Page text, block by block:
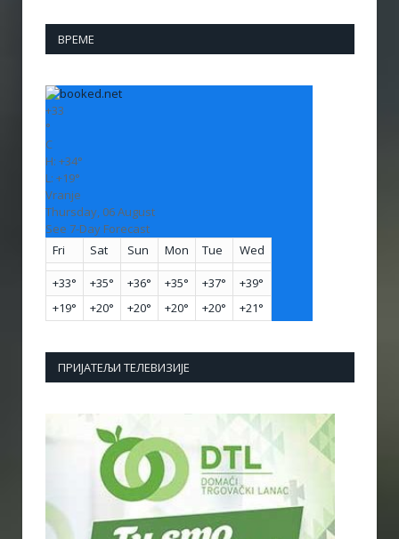
ВРЕМЕ
+33
°
C
H: +34°
L: +19°
Vranje
Thursday, 06 August
See 7-Day Forecast
Fri
Sat Sun Mon Tue Wed
+33° +35° +36° +35° +37° +39°
+19° +20° +20° +20° +20° +21°
ПРИЈАТЕЉИ ТЕЛЕВИЗИЈЕ